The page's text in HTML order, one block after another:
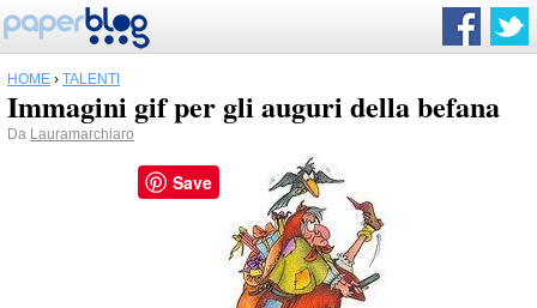
HOME › TALENTI
Immagini gif per gli auguri della befana
Da Lauramarchiaro
Save